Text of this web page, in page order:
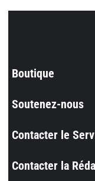
Boutique
Soutenez-nous
Contacter le
Contacter la